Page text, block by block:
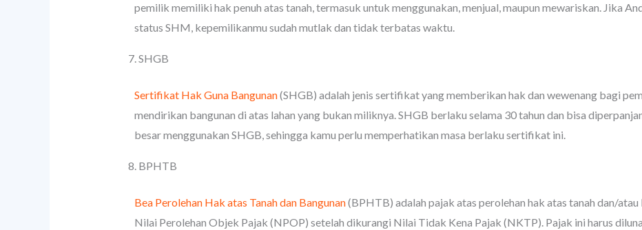
pemilik memiliki hak penuh atas tanah, termasuk untuk menggunakan, menjual, maupun mewariskan. Jika
status SHM, kepemilikanmu sudah mutlak dan tidak terbatas waktu.
7. SHGB
Sertifikat Hak Guna Bangunan(SHGB) adalah jenis sertifikat yang memberikan hak dan wewenang bagi
mendirikan bangunan di atas lahan yang bukan miliknya. SHGB berlaku selama 30 tahun dan bisa
besar menggunakan SHGB, sehingga kamu perlu memperhatikan masa berlaku sertifikat ini.
8. BPHTB
Bea Perolehan Hak atas Tanah dan Bangunan(BPHTB) adalah pajak atas perolehan hak atas tanah dan/atau
Nilai Perolehan Objek Pajak (NPOP) setelah dikurangi Nilai Tidak Kena Pajak (NKTP). Pajak ini harus